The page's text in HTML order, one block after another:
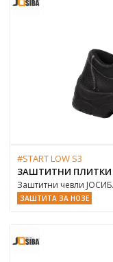
#START LOW S3
ЗАШТИТНИ ПЛИТКИ
Заштитни чевли
ЗАШТИТА ЗА НОЗЕ